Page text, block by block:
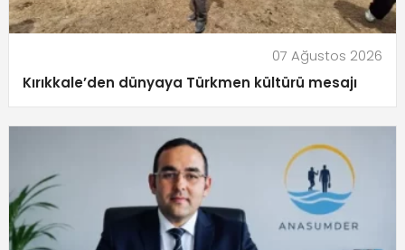
07 Ağustos 2026
Kırıkkale’den dünyaya Türkmen kültürü mesajı